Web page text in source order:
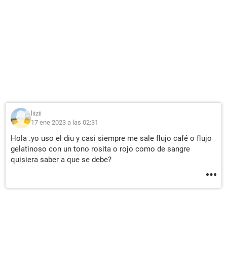
liizii
17 ene 2023 a las 02:31
Hola .yo uso el diu y casi siempre me sale flujo café o flujo
gelatinoso con un tono rosita o rojo como de sangre
quisiera saber a que se debe?